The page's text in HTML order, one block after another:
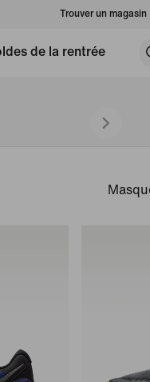
Trouver un magasin
de la rentrée